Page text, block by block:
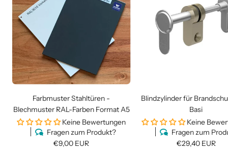
Farbmuster Stahltüren -
Blechmuster RAL-Farben Format A5
Keine Bewertungen
Fragen zum Produkt?
Angebotspreis
€9,00 EUR
Blindzylinder für
Basi
Keine
Fragen zum
Angebotspreis
€29,40 EUR